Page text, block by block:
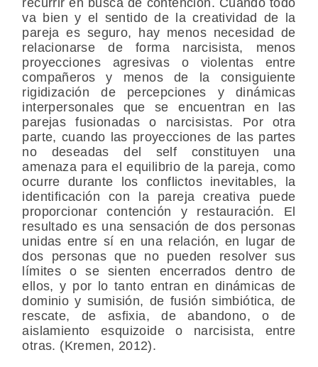
va bien y el sentido de la creatividad de la
pareja es seguro, hay menos necesidad de
relacionarse de forma narcisista, menos
proyecciones agresivas o violentas entre
compañeros y menos de la consiguiente
rigidización de percepciones y dinámicas
interpersonales que se encuentran en las
parejas fusionadas o narcisistas. Por otra
parte, cuando las proyecciones de las partes
no deseadas del self constituyen una
amenaza para el equilibrio de la pareja, como
ocurre durante los conflictos inevitables, la
identificación con la pareja creativa puede
proporcionar contención y restauración. El
resultado es una sensación de dos personas
unidas entre sí en una relación, en lugar de
dos personas que no pueden resolver sus
límites o se sienten encerrados dentro de
ellos, y por lo tanto entran en dinámicas de
dominio y sumisión, de fusión simbiótica, de
rescate, de asfixia, de abandono, o de
aislamiento esquizoide o narcisista, entre
otras. (Kremen, 2012).